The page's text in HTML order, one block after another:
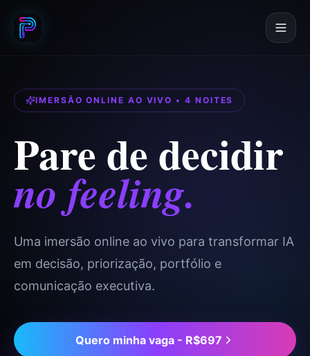
IMERSÃO ONLINE AO VIVO • 4 NOITES
Pare de decidir
no feeling.
Uma imersão online ao vivo para transformar IA
em decisão, priorização, portfólio e
comunicação executiva.
Quero minha vaga - R$697